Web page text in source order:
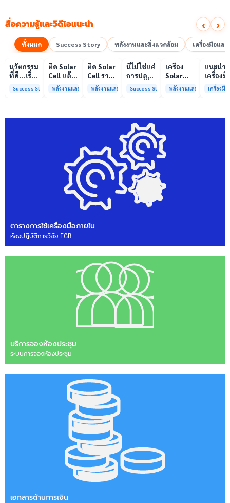
สื่อความรู้และวิดีโอแนะนำ ‹ ›
ทั้งหมด Success Story พลังงานและสิ่งแวดล้อม เครื่องมือแล
เล่นวิดีโอ
00:10
นวัตกรรม
ที่ดี…เริ่ม
ความร่วม
Success Story
เล่นวิดีโอ
00:10
ติด Solar
Cell แล้ว
ลดค่าไฟ
ได้จริง
พลังงานและสิ่งแวดล้อม
เล่นวิดีโอ
00:08
ติด Solar
Cell ราคา
แพง แต่
ค่าไฟ
พลังงานและสิ่งแวดล้อม
เล่นวิดีโอ
นี่ไม่ใช่แค่
การปลูก
คือการ
ให้ป่า
ต้นน้ำและ
ชุมชน
Success Story
เครื่อง
Solar
Simulator
มาตรฐาน
รับรอง
ISO/IEC17025
บริการ
พลังงานและสิ่งแวดล้อม
เล่
01:00
แนะนำ
เครื่องมื
วิเคราะ
ทดสอบ
การกลา
เครื่องมื
ตารางการใช้เครื่องมือภายใน
ห้องปฏิบัติการวิจัย FGB
บริการจองห้องประชุม
ระบบการจองห้องประชุม
เอกสารด้านการเงิน